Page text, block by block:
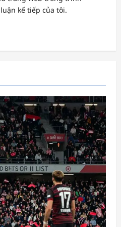
kế tiếp của tôi.